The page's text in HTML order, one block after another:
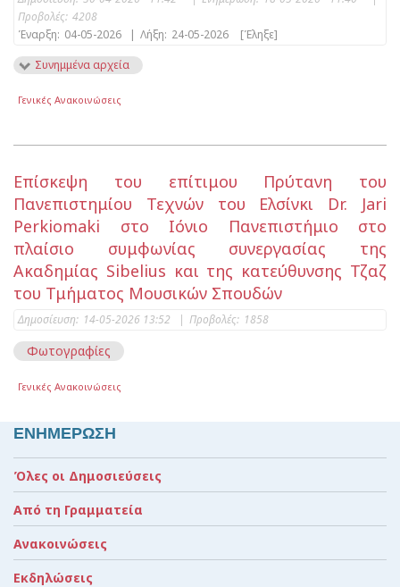
Προβολές: 4208
Έναρξη: 04-05-2026 | Λήξη: 24-05-2026
[Έληξε]
Συνημμένα αρχεία
Γενικές Ανακοινώσεις
Επίσκεψη του επίτιμου Πρύτανη του
Πανεπιστημίου Τεχνών του Ελσίνκι Dr. Jari
Perkiomaki στο Ιόνιο Πανεπιστήμιο στο
πλαίσιο συμφωνίας συνεργασίας της
Ακαδημίας Sibelius και της κατεύθυνσης Τζαζ
του Τμήματος Μουσικών Σπουδών
Δημοσίευση: 14-05-2026 13:52 | Προβολές: 1858
Φωτογραφίες
Γενικές Ανακοινώσεις
ΕΝΗΜΕΡΩΣΗ
Όλες οι Δημοσιεύσεις
Από τη Γραμματεία
Ανακοινώσεις
Εκδηλώσεις